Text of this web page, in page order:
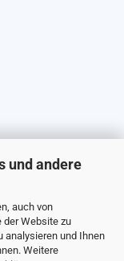
und andere
auch von
der Website zu
analysieren und Ihnen
Weitere